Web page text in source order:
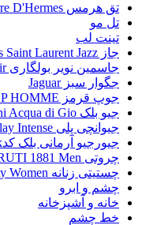
تق هرمس Terre D'Hermes
تل مو
تینت لب
جاز Yves Saint Laurent Jazz
جاسمین نویر بولگاری Bvlgari Jasmin Noir
جگوار سبز Jaguar
جوپ قرمز JOOP HOMME
جیو بلک Giorgio Armani Acqua di Gio
جیوانچی پلی Givenchy Play Intense
جیورجیو آرمانی بلک کدGiorgio Armani Black
چروتی CERRUTI 1881 Men
چستیتی زنانه Rasasi Chastity Women
چشم و ابرو
خانه و آشپزخانه
خط چشم